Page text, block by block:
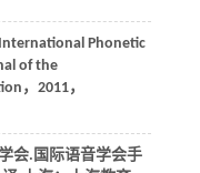
Phonetic
of the
，2011，
会.国际语音学会手